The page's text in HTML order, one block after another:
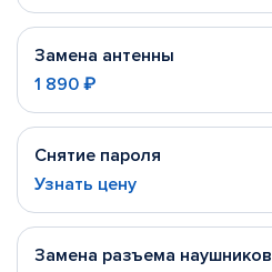
Замена антенны
1 890 ₽
Снятие пароля
Узнать цену
Замена разъема наушников